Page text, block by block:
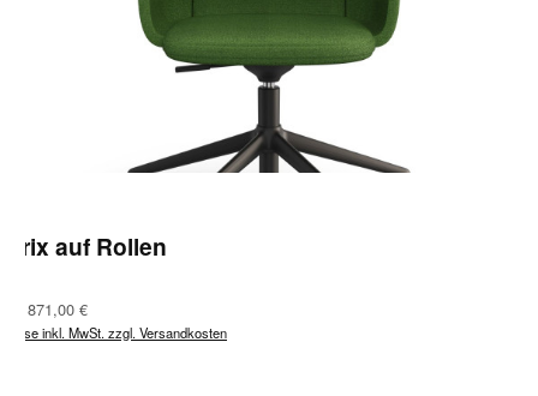
Lirix auf Rollen
Regulärer Preis:
871,00 €
Preise inkl. MwSt. zzgl. Versandkosten